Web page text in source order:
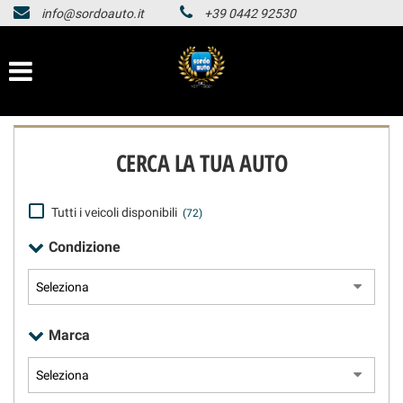
HOMEPAGE
LISTA VEICOLI
HOMEPAGE
info@sordoauto.it +39 0442 92530
CERCA LA TUA AUTO
Tutti i veicoli disponibili (72)
Condizione
Marca
preferenze
di
consente
esprimere
tue
preferenze
consenso
alle
tecnologie
di